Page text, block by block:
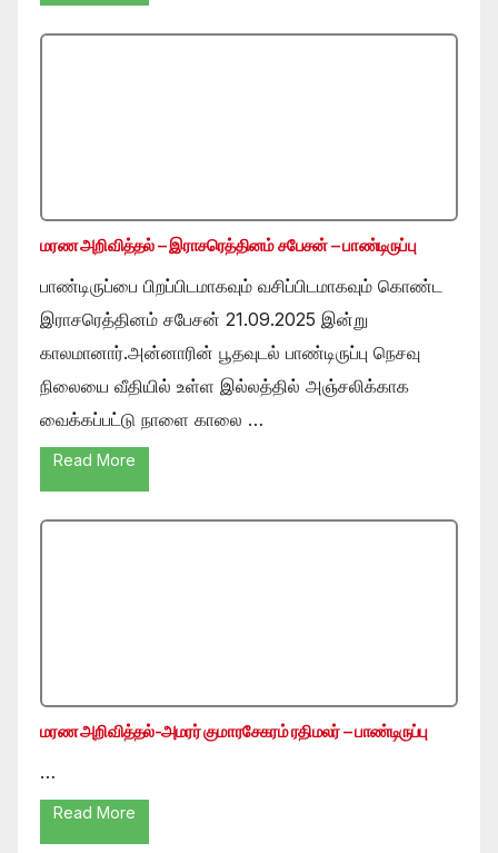
மரண அறிவித்தல் – இராசரெத்தினம் சபேசன் – பாண்டிருப்பு
பாண்டிருப்பை பிறப்பிடமாகவும் வசிப்பிடமாகவும் கொண்ட
இராசரெத்தினம் சபேசன் 21.09.2025 இன்று
காலமானார்.அன்னாரின் பூதவுடல் பாண்டிருப்பு நெசவு
நிலையை வீதியில் உள்ள இல்லத்தில் அஞ்சலிக்காக
வைக்கப்பட்டு நாளை காலை …
Read More
மரண அறிவித்தல்-அமரர் குமாரசேகரம் ரதிமலர் – பாண்டிருப்பு
…
Read More